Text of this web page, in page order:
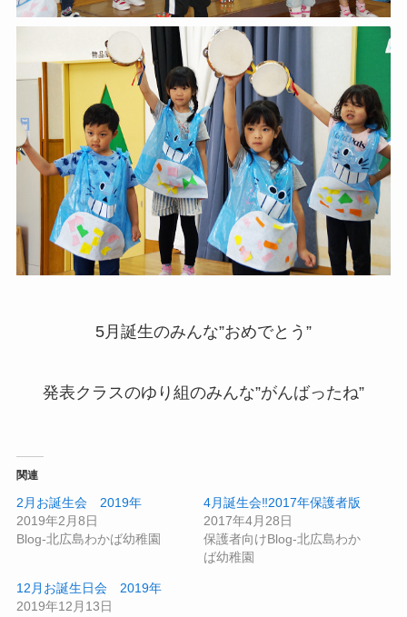
5月誕生のみんな”おめでとう”
発表クラスのゆり組のみんな”がんばったね”
関連
2月お誕生会 2019年
2019年2月8日
Blog-北広島わかば幼稚園
4月誕生会‼2017年保護者版
2017年4月28日
保護者向けBlog-北広島わか
ば幼稚園
12月お誕生日会 2019年
2019年12月13日